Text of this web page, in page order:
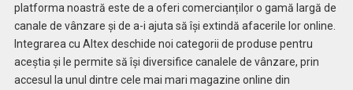
platforma noastră este de a oferi comercianților o gamă largă de
canale de vânzare și de a-i ajuta să își extindă afacerile lor online.
Integrarea cu Altex deschide noi categorii de produse pentru
aceștia și le permite să își diversifice canalele de vânzare, prin
accesul la unul dintre cele mai mari magazine online din